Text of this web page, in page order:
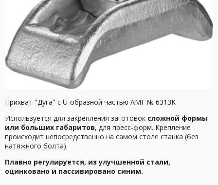
Прихват "Дуга" с U-образной частью AMF № 6313K
Используется для закрепления заготовок сложной формы
или больших габаритов, для пресс-форм. Крепление
происходит непосредственно на самом столе станка (без
натяжного болта).
Плавно регулируется, из улучшенной стали,
оцинковано и пассивировано синим.